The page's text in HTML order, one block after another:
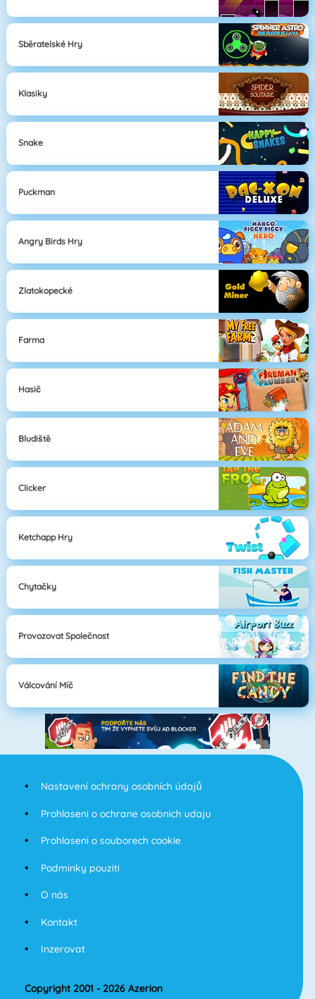
Sběratelské Hry
Klasiky
Snake
Puckman
Angry Birds Hry
Zlatokopecké
Farma
Hasič
Bludiště
Clicker
Ketchapp Hry
Chytačky
Provozovat Společnost
Válcování Míč
Nastavení ochrany osobních údajů
Prohlaseni o ochrane osobnich udaju
Prohlaseni o souborech cookie
Podminky pouziti
O nás
Kontakt
Inzerovat
Copyright 2001 - 2026 Azerion